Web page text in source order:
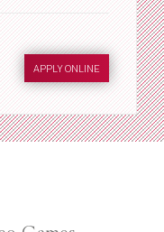
APPLY ONLINE